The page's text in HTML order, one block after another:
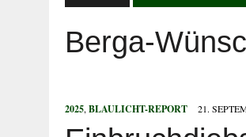
6. AUGUST 2026 | PKW
5. AUGUST 2026 | NEUER TITEL
5. AUGUST 2026
5. AUGUST 2026 | BETRÜGER
Berga-
2025, BLAULICHT-REPORT 21.